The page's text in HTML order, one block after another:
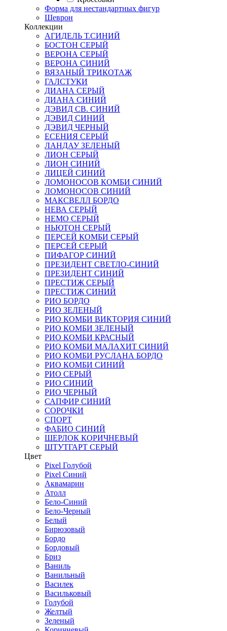
Форма для нестандартных фигур
Шеврон
Коллекции
АГИДЕЛЬ Т.СИНИЙ
БОСТОН СЕРЫЙ
ВЕРОНА СЕРЫЙ
ВЕРОНА СИНИЙ
ВЯЗАНЫЙ ТРИКОТАЖ
ГАЛСТУКИ
ДИАНА СЕРЫЙ
ДИАНА СИНИЙ
ДЭВИД СВ. СИНИЙ
ДЭВИД СИНИЙ
ДЭВИД ЧЕРНЫЙ
ЕСЕНИЯ СЕРЫЙ
ЛАНДАУ ЗЕЛЕНЫЙ
ЛИОН СЕРЫЙ
ЛИОН СИНИЙ
ЛИЦЕЙ СИНИЙ
ЛОМОНОСОВ КОМБИ СИНИЙ
ЛОМОНОСОВ СИНИЙ
МАКСВЕЛЛ БОРДО
НЕВА СЕРЫЙ
НЕМО СЕРЫЙ
НЬЮТОН СЕРЫЙ
ПЕРСЕЙ КОМБИ СЕРЫЙ
ПЕРСЕЙ СЕРЫЙ
ПИФАГОР СИНИЙ
ПРЕЗИДЕНТ СВЕТЛО-СИНИЙ
ПРЕЗИДЕНТ СИНИЙ
ПРЕСТИЖ СЕРЫЙ
ПРЕСТИЖ СИНИЙ
РИО БОРДО
РИО ЗЕЛЕНЫЙ
РИО КОМБИ ВИКТОРИЯ СИНИЙ
РИО КОМБИ ЗЕЛЕНЫЙ
РИО КОМБИ КРАСНЫЙ
РИО КОМБИ МАЛАХИТ СИНИЙ
РИО КОМБИ РУСЛАНА БОРДО
РИО КОМБИ СИНИЙ
РИО СЕРЫЙ
РИО СИНИЙ
РИО ЧЕРНЫЙ
САПФИР СИНИЙ
СОРОЧКИ
СПОРТ
ФАБИО СИНИЙ
ШЕРЛОК КОРИЧНЕВЫЙ
ШТУТГАРТ СЕРЫЙ
Цвет
Pixel Голубой
Pixel Синий
Аквамарин
Атолл
Бело-Синий
Бело-Черный
Белый
Бирюзовый
Бордо
Бордовый
Бриз
Ваниль
Ванильный
Василек
Васильковый
Голубой
Желтый
Зеленый